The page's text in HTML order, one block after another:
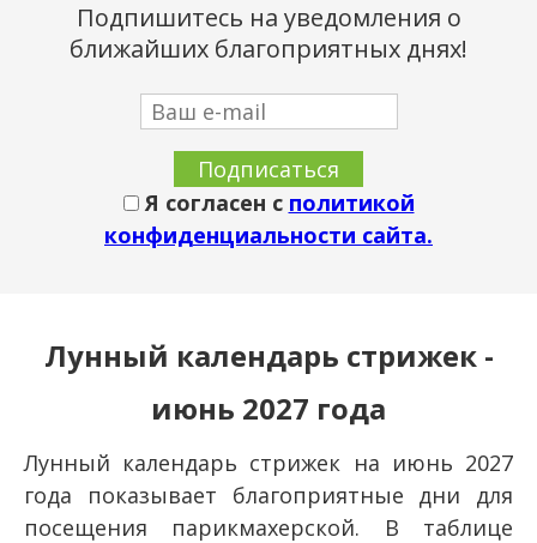
Подпишитесь на уведомления о
ближайших благоприятных днях!
Я согласен с политикой
конфиденциальности сайта.
Лунный календарь стрижек -
июнь 2027 года
Лунный календарь стрижек на июнь 2027
года показывает благоприятные дни для
посещения парикмахерской. В таблице